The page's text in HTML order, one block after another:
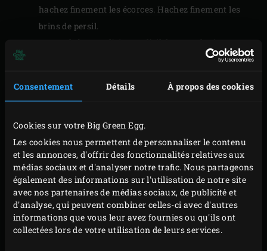
Consentement Détails À propos des cookies
Cookies sur votre Big Green Egg.
Les cookies nous permettent de personnaliser le contenu
et les annonces, d'offrir des fonctionnalités relatives aux
médias sociaux et d'analyser notre trafic. Nous partageons
également des informations sur l'utilisation de notre site
avec nos partenaires de médias sociaux, de publicité et
d'analyse, qui peuvent combiner celles-ci avec d'autres
informations que vous leur avez fournies ou qu'ils ont
collectées lors de votre utilisation de leurs services.
hachez finement les écorces. Hachez finement les
brins de persil.
Mettez le beurre, l’oignon, l’ail, le zeste de citron
mariné, le persil, les flocons de piment, la poudre de
convenance) dans le bol d’un batteur sur socle
laissez-le tourner jusqu’à ce que les différents
ingrédients soient bien mélangés au beurre.
Transférez le mélange dans une poche à douille.
Incisez le pain en croix tous les 3 centimètres
jusqu’à environ 2 centimètres de la base du pain.
Fourrez la moitié du beurre aux herbes dans les
encoches du pain. Vous pouvez conserver le reste